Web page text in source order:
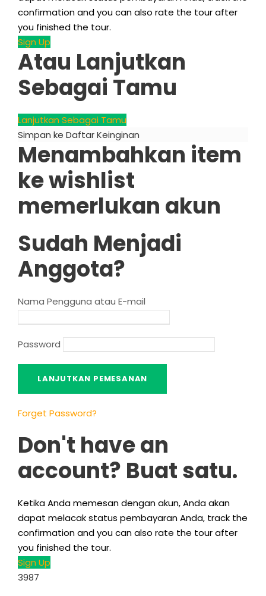
confirmation and you can also rate the tour after
you finished the tour.
Sign Up
Atau Lanjutkan
Sebagai Tamu
Lanjutkan Sebagai Tamu
Simpan ke Daftar Keinginan
Menambahkan item
ke wishlist
memerlukan akun
Sudah Menjadi
Anggota?
Nama Pengguna atau E-mail
Password
Forget Password?
Don't have an
account? Buat satu.
Ketika Anda memesan dengan akun, Anda akan
dapat melacak status pembayaran Anda, track the
confirmation and you can also rate the tour after
you finished the tour.
Sign Up
3987